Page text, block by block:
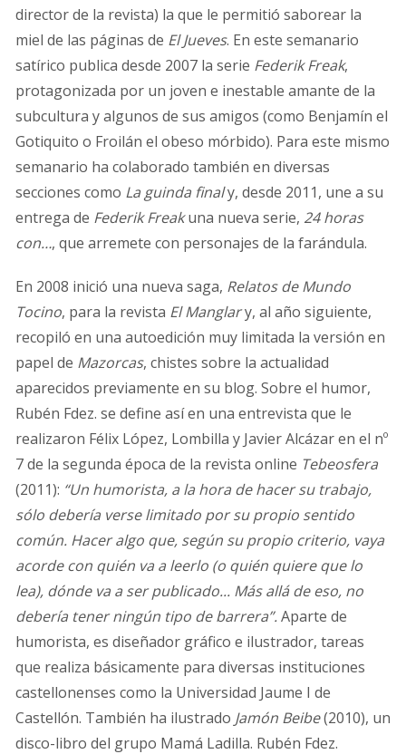
director de la revista) la que le permitió saborear la
miel de las páginas de El Jueves. En este semanario
satírico publica desde 2007 la serie Federik Freak,
protagonizada por un joven e inestable amante de la
subcultura y algunos de sus amigos (como Benjamín el
Gotiquito o Froilán el obeso mórbido). Para este mismo
semanario ha colaborado también en diversas
secciones como La guinda finaly, desde 2011, une a su
entrega de Federik Freakuna nueva serie, 24 horas
con…, que arremete con personajes de la farándula.
En 2008 inició una nueva saga, Relatos de Mundo
Tocino, para la revista El Manglary, al año siguiente,
recopiló en una autoedición muy limitada la versión en
papel de Mazorcas, chistes sobre la actualidad
aparecidos previamente en su blog. Sobre el humor,
Rubén Fdez. se define así en una entrevista que le
realizaron Félix López, Lombilla y Javier Alcázar en el nº
7 de la segunda época de la revista online Tebeosfera
(2011): “Un humorista, a la hora de hacer su trabajo,
sólo debería verse limitado por su propio sentido
común. Hacer algo que, según su propio criterio, vaya
acorde con quién va a leerlo (o quién quiere que lo
lea), dónde va a ser publicado... Más allá de eso, no
debería tener ningún tipo de barrera”.Aparte de
humorista, es diseñador gráfico e ilustrador, tareas
que realiza básicamente para diversas instituciones
castellonenses como la Universidad Jaume I de
Castellón. También ha ilustrado Jamón Beibe(2010), un
disco-libro del grupo Mamá Ladilla. Rubén Fdez.